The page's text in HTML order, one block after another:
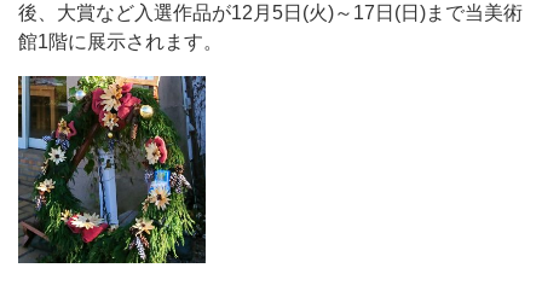
後、大賞など入選作品が12月5日(火)～17日(日)まで当美術
館1階に展示されます。